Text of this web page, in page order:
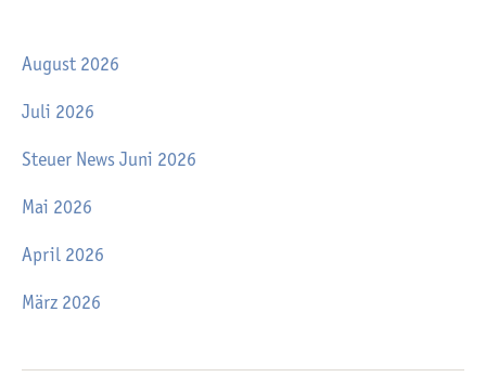
August 2026
Juli 2026
Steuer News Juni 2026
Mai 2026
April 2026
März 2026